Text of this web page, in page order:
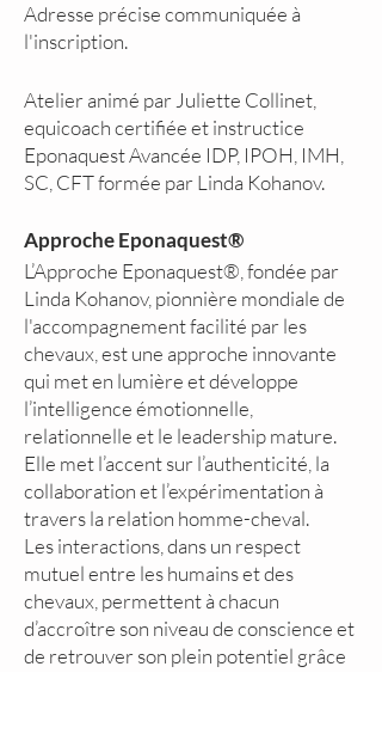
Adresse précise communiquée à
l'inscription.
Atelier animé par Juliette Collinet,
equicoach certifiée et instructice
Eponaquest Avancée IDP, IPOH, IMH,
SC, CFT formée par Linda Kohanov.
Approche Eponaquest®
L’Approche Eponaquest®, fondée par
Linda Kohanov, pionnière mondiale de
l'accompagnement facilité par les
chevaux, est une approche innovante
qui met en lumière et développe
l’intelligence émotionnelle,
relationnelle et le leadership mature.
Elle met l’accent sur l’authenticité, la
collaboration et l’expérimentation à
travers la relation homme-cheval.
Les interactions, dans un respect
mutuel entre les humains et des
chevaux, permettent à chacun
d’accroître son niveau de conscience et
de retrouver son plein potentiel grâce